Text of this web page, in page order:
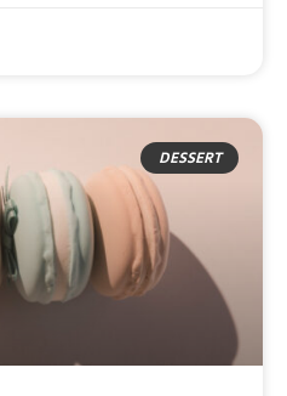
DESSERT